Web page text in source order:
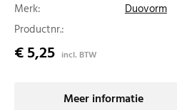
Merk:
Duovorm
Productnr.:
€ 5,25 incl. BTW
Meer informatie